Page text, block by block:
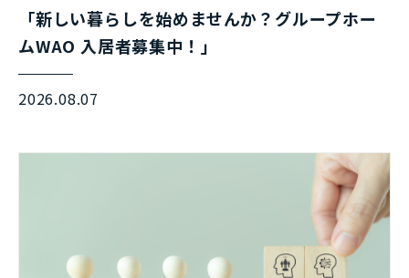
「新しい暮らしを始めませんか？グループホー
ムWAO 入居者募集中！」
2026.08.07